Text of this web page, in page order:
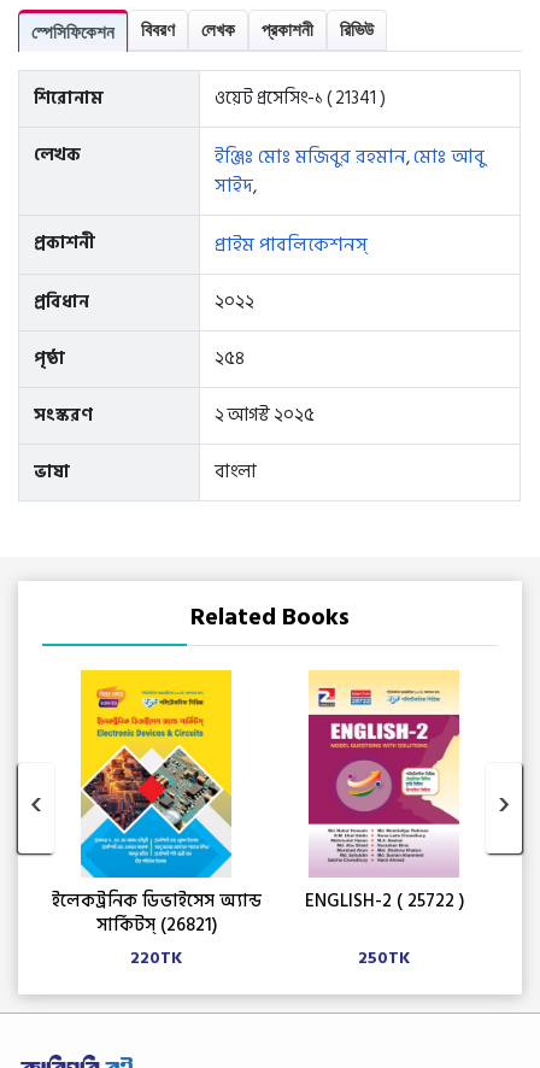
স্পেসিফিকেশন বিবরণ লেখক প্রকাশনী রিভিউ
শিরোনাম
ওয়েট প্রসেসিং-১ ( 21341 )
লেখক
ইঞ্জিঃ মোঃ মজিবুর রহমান,মোঃ আবু
সাইদ,
প্রকাশনী
প্রাইম পাবলিকেশনস্
প্রবিধান
২০২২
পৃষ্ঠা
২৫৪
সংস্করণ
২ আগস্ট ২০২৫
ভাষা
বাংলা
Related Books
ইলেকট্রনিক ডিভাইসেস অ্যান্ড
সার্কিটস্ (26821)
220TK
ENGLISH-2 ( 25722 )
250TK
‹ ›